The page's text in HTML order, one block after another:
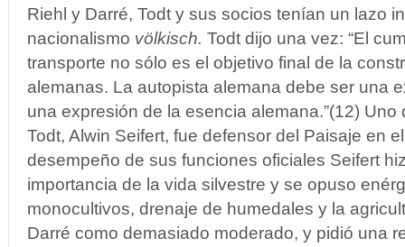
Riehl y Darré, Todt y sus socios tenían un lazo
nacionalismo völkisch. Todt dijo una vez: “El
transporte no sólo es el objetivo final de la
alemanas. La autopista alemana debe ser una
una expresión de la esencia alemana.”(12)
Todt, Alwin Seifert, fue defensor del Paisaje en
desempeño de sus funciones oficiales Seifert
importancia de la vida silvestre y se opuso
monocultivos, drenaje de humedales y la
Darré como demasiado moderado, y pidió una